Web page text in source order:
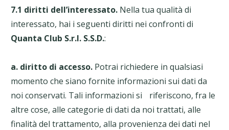
7.1 diritti dell’interessato. Nella tua qualità di
interessato, hai i seguenti diritti nei confronti di
Quanta Club S.r.l. S.S.D.:
a. diritto di accesso. Potrai richiedere in qualsiasi
momento che siano fornite informazioni sui dati da
noi conservati. Tali informazioni si riferiscono, fra le
altre cose, alle categorie di dati da noi trattati, alle
finalità del trattamento, alla provenienza dei dati nel